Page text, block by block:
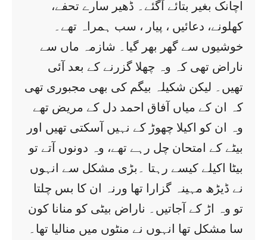
اچانک بغیر بتائے آگئے۔ ڈھیر سارے تحفے،
کھلونے، دعائیں ، پیار ، سب ہمراہ تھے۔
خوشیوں سے گھر بھر گیا۔ شازمہ ماں سے
ناراض تھی کہ وہ چھلا گزرنے کے بعد آئی
تھیں۔ لیکن شکیلہ بیگم کی بھی مجبوری تھی
کہ ان کے میاں آفاق احمد دل کے مریض تھے
وہ ان کو اکیلا چھوڑ کے نہیں آسکتی تھیں اور
بیٹے کے امتحان چل رہے تھے، وہ دونوں آتے تو
بیٹا اکیلے کیسے رہتا ۔بڑی مشکل سے انہوں
نے ڈیڑھ مہینہ گزارا تھا ورنہ ان کا بس چلتا
تو وہ اڑ کے آجاتیں۔ ناراض بیٹی کو منانا کون
سا مشکل تھا انہوں نے منٹوں میں منالیا تھا۔